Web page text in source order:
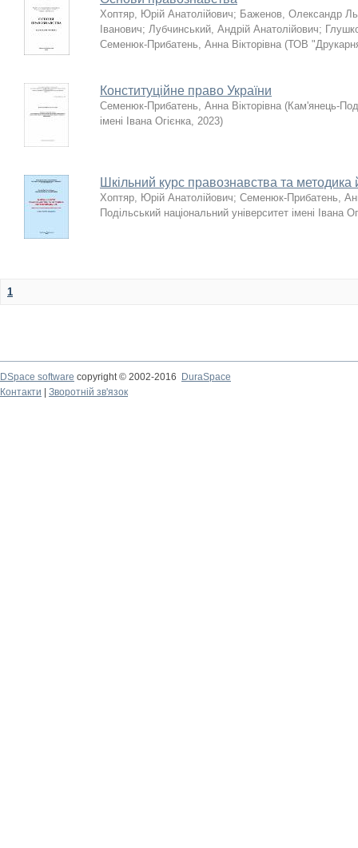
Хоптяр, Юрій Анатолійович; Баженов, Олександр
Іванович; Лубчинський, Андрій Анатолійович;
Семенюк-Прибатень, Анна Вікторівна (ТОВ
Конституційне право України
Семенюк-Прибатень, Анна Вікторівна (Кам'янець-
імені Івана Огієнка, 2023)
Шкільний курс правознавства та методика
Хоптяр, Юрій Анатолійович; Семенюк-Прибатень,
Подільський національний університет імені Івана
1
DSpace software copyright © 2002-2016
DuraSpace
Контакти
Зворотній зв'язок